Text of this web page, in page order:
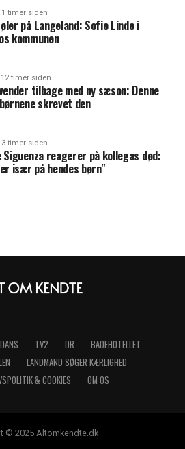
timer siden
på Langeland: Sofie Linde i
kommunen
12 timer siden
tilbage med ny sæson: Denne
skrevet den
timer siden
Siguenza reagerer på kollegas død:
især på hendes børn"
TV2 DR
BADEHOTELLET
LANDMAND SØGER KÆRLIGHED
& COOKIES
OM OS
© 2025 Altomkendte.dk